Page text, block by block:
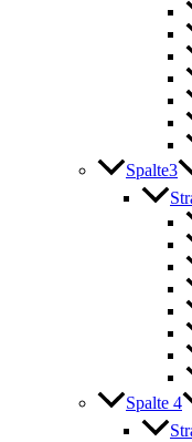
Spalte3
Spalte 4